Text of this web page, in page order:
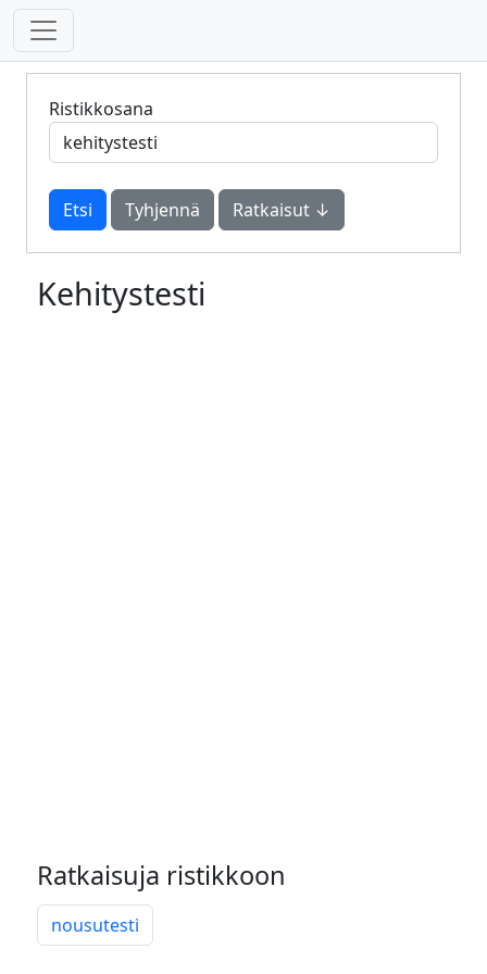
Ristikkosana
Tyhjennä Ratkaisut ↓
Kehitystesti
Ratkaisuja ristikkoon
nousutesti